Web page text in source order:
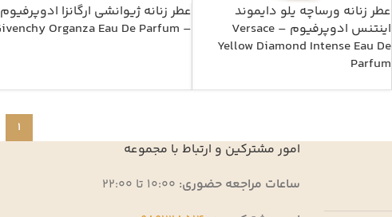
عطر زنانه ورساچه یلو دایموند
اینتنس ادوپرفیوم – Versace
Yellow Diamond Intense Eau De
Parfum
عطر زنانه ژیوانشی ارگانزا ادوپرفیوم
– Givenchy Organza Eau De Parfum
1
امور مشترکین و ارتباط با مجموعه
ساعات مراجعه حضوری: